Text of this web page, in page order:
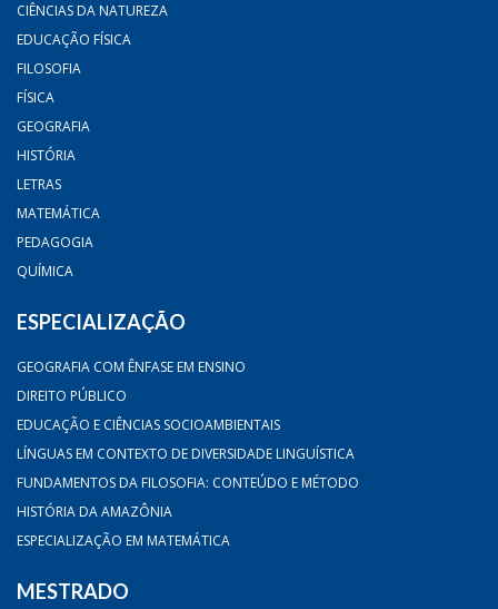
CIÊNCIAS DA NATUREZA
EDUCAÇÃO FÍSICA
FILOSOFIA
FÍSICA
GEOGRAFIA
HISTÓRIA
LETRAS
MATEMÁTICA
PEDAGOGIA
QUÍMICA
ESPECIALIZAÇÃO
GEOGRAFIA COM ÊNFASE EM ENSINO
DIREITO PÚBLICO
EDUCAÇÃO E CIÊNCIAS SOCIOAMBIENTAIS
LÍNGUAS EM CONTEXTO DE DIVERSIDADE LINGUÍSTICA
FUNDAMENTOS DA FILOSOFIA: CONTEÚDO E MÉTODO
HISTÓRIA DA AMAZÔNIA
ESPECIALIZAÇÃO EM MATEMÁTICA
MESTRADO